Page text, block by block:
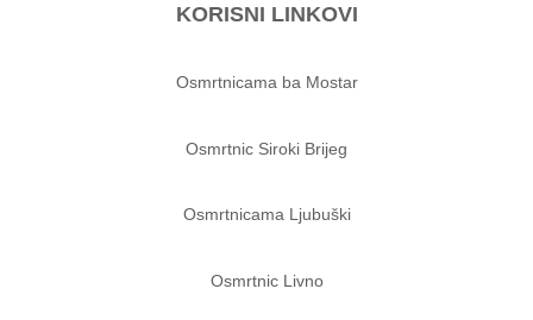
KORISNI LINKOVI
Osmrtnicama ba Mostar
Osmrtnic Siroki Brijeg
Osmrtnicama Ljubuški
Osmrtnic Livno